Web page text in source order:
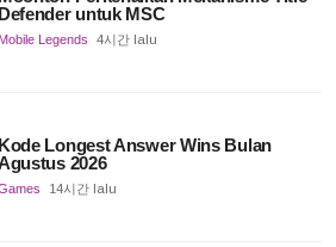
Defender untuk MSC
Mobile Legends 4시간 lalu
Kode Longest Answer Wins Bulan
2026
14시간 lalu